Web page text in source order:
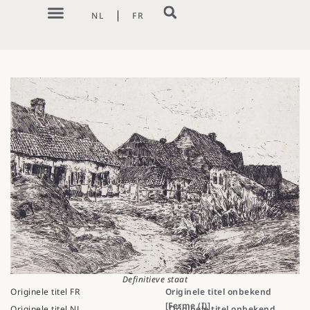
NL FR
Definitieve staat
Originele titel FR
Originele titel onbekend
[Ferme (I)]